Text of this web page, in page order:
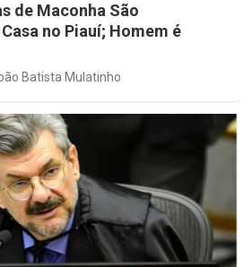
de Maconha São
no Piauí; Homem é
Batista Mulatinho